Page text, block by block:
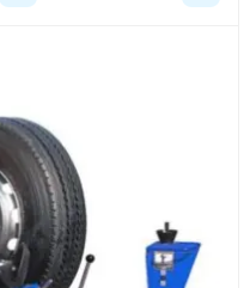
сопроводительные